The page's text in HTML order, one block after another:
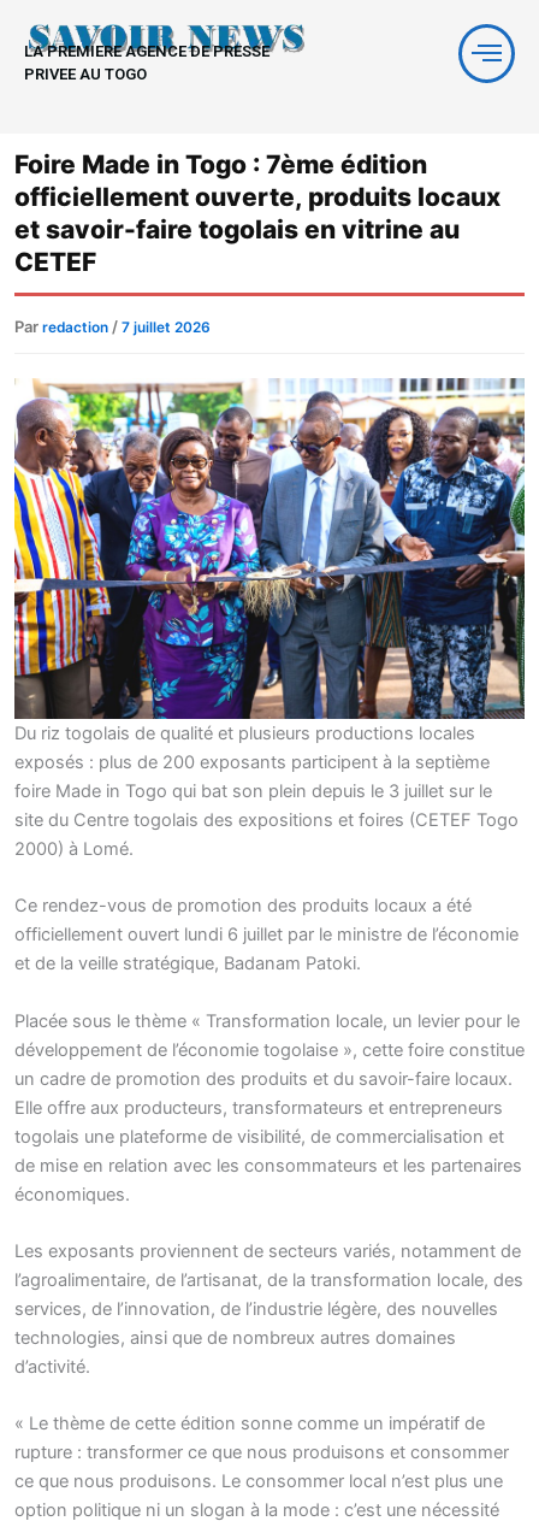
contenu
LA PREMIERE AGENCE DE PRESSE
PRIVEE AU TOGO
Foire Made in Togo : 7ème édition
officiellement ouverte, produits locaux
et savoir-faire togolais en vitrine au
CETEF
Par redaction / 7 juillet 2026
Du riz togolais de qualité et plusieurs productions locales
exposés : plus de 200 exposants participent à la septième
foire Made in Togo qui bat son plein depuis le 3 juillet sur le
site du Centre togolais des expositions et foires (CETEF Togo
2000) à Lomé.
Ce rendez-vous de promotion des produits locaux a été
officiellement ouvert lundi 6 juillet par le ministre de l’économie
et de la veille stratégique, Badanam Patoki.
Placée sous le thème « Transformation locale, un levier pour le
développement de l’économie togolaise », cette foire constitue
un cadre de promotion des produits et du savoir-faire locaux.
Elle offre aux producteurs, transformateurs et entrepreneurs
togolais une plateforme de visibilité, de commercialisation et
de mise en relation avec les consommateurs et les partenaires
économiques.
Les exposants proviennent de secteurs variés, notamment de
l’agroalimentaire, de l’artisanat, de la transformation locale, des
services, de l’innovation, de l’industrie légère, des nouvelles
technologies, ainsi que de nombreux autres domaines
d’activité.
« Le thème de cette édition sonne comme un impératif de
rupture : transformer ce que nous produisons et consommer
ce que nous produisons. Le consommer local n’est plus une
option politique ni un slogan à la mode : c’est une nécessité